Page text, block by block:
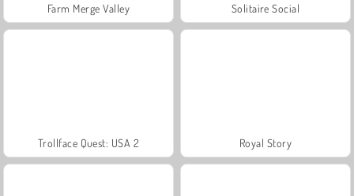
Farm Merge Valley Solitaire Social
Trollface Quest: USA 2 Royal Story